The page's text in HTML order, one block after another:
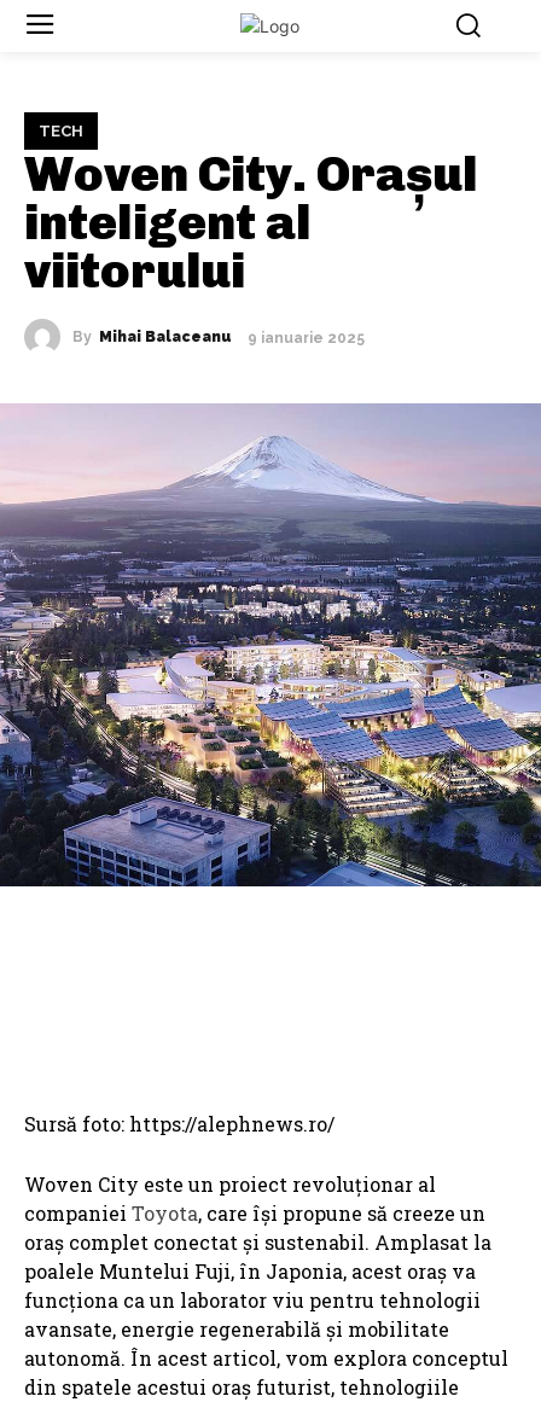
TECH
Woven City. Orașul
inteligent al
viitorului
By Mihai Balaceanu 9 ianuarie 2025
Sursă foto: https://alephnews.ro/
Woven City este un proiect revoluționar al
companiei Toyota, care își propune să creeze un
oraș complet conectat și sustenabil. Amplasat la
poalele Muntelui Fuji, în Japonia, acest oraș va
funcționa ca un laborator viu pentru tehnologii
avansate, energie regenerabilă și mobilitate
autonomă. În acest articol, vom explora conceptul
din spatele acestui oraș futurist, tehnologiile